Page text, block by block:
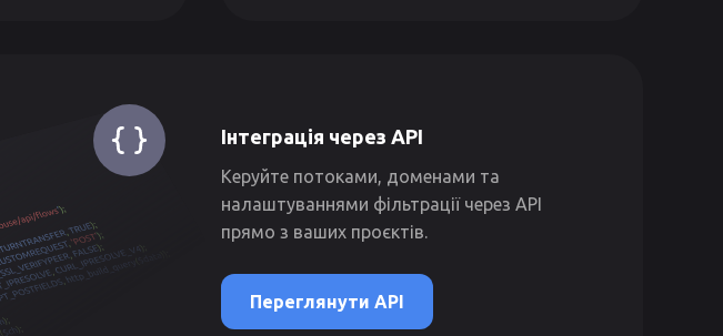
Інтеграція через API
Керуйте потоками, доменами та
налаштуваннями фільтрації через API
прямо з ваших проєктів.
Переглянути API